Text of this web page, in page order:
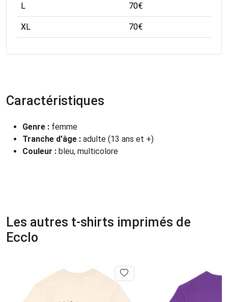
L 70€
XL 70€
Caractéristiques
Genre : femme
Tranche d'âge : adulte (13 ans et +)
Couleur : bleu, multicolore
Les autres t-shirts imprimés de
Ecclo